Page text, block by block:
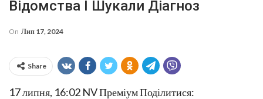
Відомства І Шукали Діагноз
On Лип 17, 2024
Share
17 липня, 16:02 NV Преміум Поділитися: